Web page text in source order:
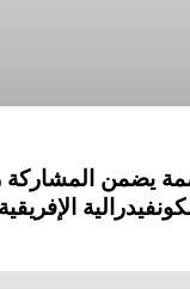
يضمن